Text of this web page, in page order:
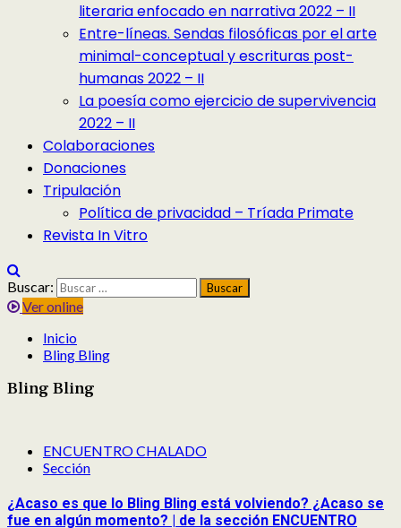
literaria enfocado en narrativa 2022 – II
Entre-líneas. Sendas filosóficas por el arte
minimal-conceptual y escrituras post-
humanas 2022 – II
La poesía como ejercicio de supervivencia
2022 – II
Colaboraciones
Donaciones
Tripulación
Política de privacidad – Tríada Primate
Revista In Vitro
Buscar:
Ver online
Inicio
Bling Bling
Bling Bling
ENCUENTRO CHALADO
Sección
¿Acaso es que lo Bling Bling está volviendo? ¿Acaso se
fue en algún momento? | de la sección ENCUENTRO